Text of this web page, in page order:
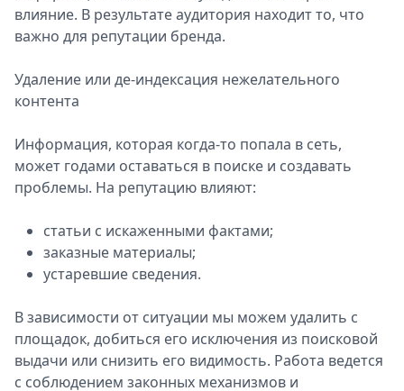
влияние. В результате аудитория находит то, что
важно для репутации бренда.
Удаление или де-индексация нежелательного
контента
Информация, которая когда-то попала в сеть,
может годами оставаться в поиске и создавать
проблемы. На репутацию влияют:
статьи с искаженными фактами;
заказные материалы;
устаревшие сведения.
В зависимости от ситуации мы можем удалить с
площадок, добиться его исключения из поисковой
выдачи или снизить его видимость. Работа ведется
с соблюдением законных механизмов и